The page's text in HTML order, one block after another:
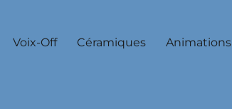
Voix-Off Céramiques Animations